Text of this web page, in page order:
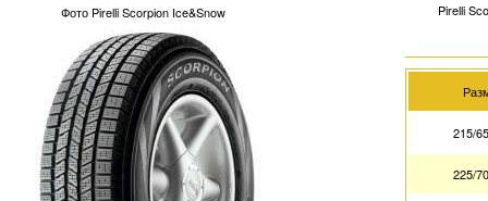
Фото Pirelli Scorpion Ice&Snow Pirelli
215/
225/